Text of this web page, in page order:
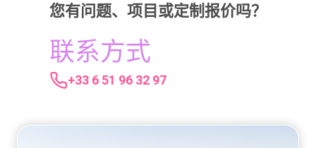
您有问题、项目或定制报价吗？
联系方式
+33 6 51 96 32 97